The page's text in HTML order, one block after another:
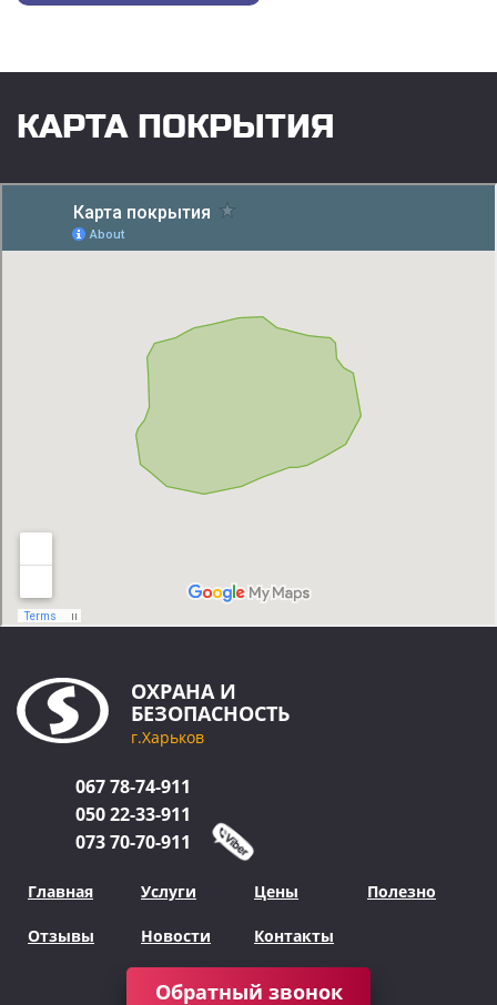
КАРТА ПОКРЫТИЯ
ОХРАНА И
БЕЗОПАСНОСТЬ
г.Харьков
06778-74-911
05022-33-911
07370-70-911
Главная Услуги Цены Полезно
Отзывы Новости Контакты
Обратный звонок